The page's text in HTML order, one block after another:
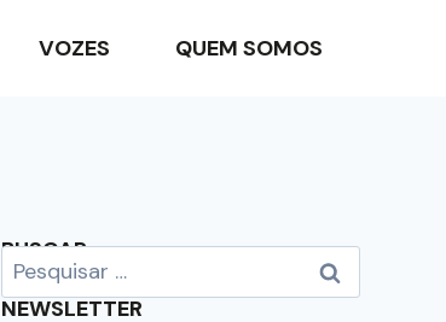
VOZES QUEM SOMOS
BUSCAR
NEWSLETTER